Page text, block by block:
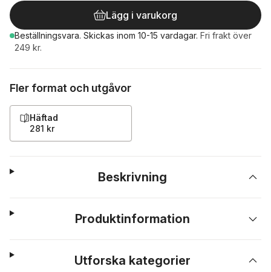
Lägg i varukorg
Beställningsvara. Skickas inom 10-15 vardagar. Fri frakt över
249 kr.
Fler format och utgåvor
Häftad
281 kr
Beskrivning
Produktinformation
Utforska kategorier